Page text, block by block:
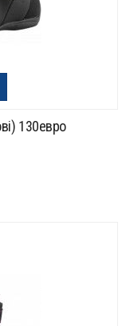
130евро